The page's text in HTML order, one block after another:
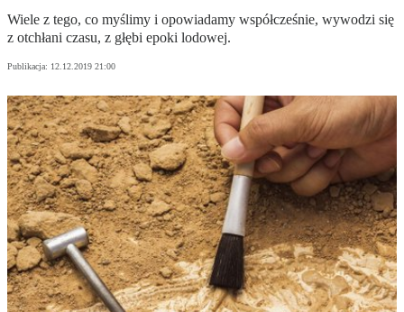
Wiele z tego, co myślimy i opowiadamy współcześnie, wywodzi się
z otchłani czasu, z głębi epoki lodowej.
Publikacja: 12.12.2019 21:00